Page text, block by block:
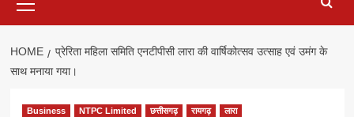
Menu
HOME
प्रेरिता महिला समिति एनटीपीसी लारा की वार्षिकोत्सव उत्साह एवं उमंग के
साथ मनाया गया।
Business NTPC Limited छत्तीसगढ़ रायगढ़ लारा